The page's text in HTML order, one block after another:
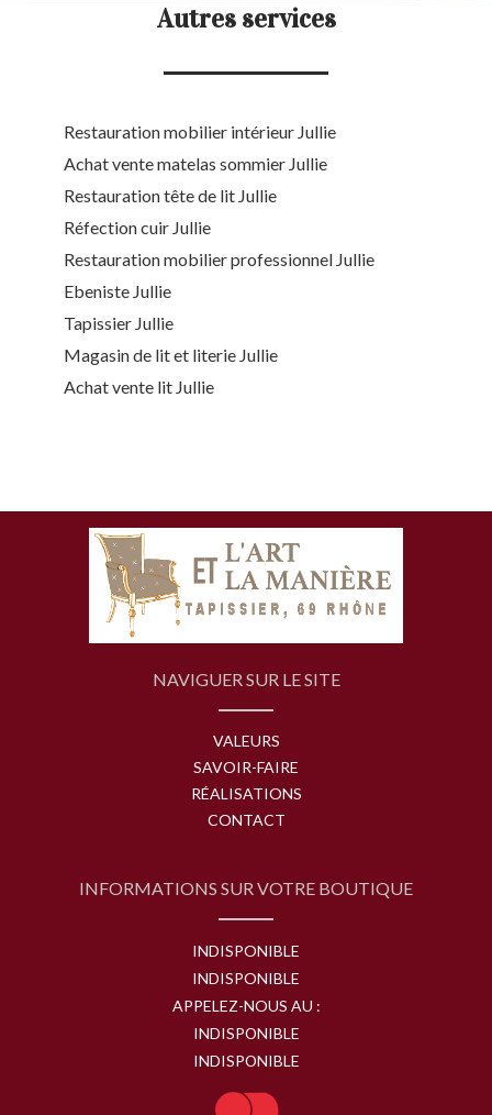
Autres services
Restauration mobilier intérieur Jullie
Achat vente matelas sommier Jullie
Restauration tête de lit Jullie
Réfection cuir Jullie
Restauration mobilier professionnel Jullie
Ebeniste Jullie
Tapissier Jullie
Magasin de lit et literie Jullie
Achat vente lit Jullie
NAVIGUER SUR LE SITE
VALEURS
SAVOIR-FAIRE
RÉALISATIONS
CONTACT
INFORMATIONS SUR VOTRE BOUTIQUE
INDISPONIBLE
INDISPONIBLE
APPELEZ-NOUS AU :
INDISPONIBLE
INDISPONIBLE